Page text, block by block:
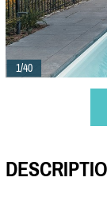
1/40